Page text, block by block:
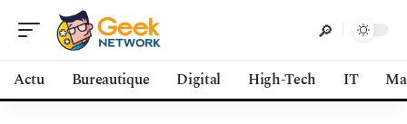
Actu Bureautique Digital High-Tech IT